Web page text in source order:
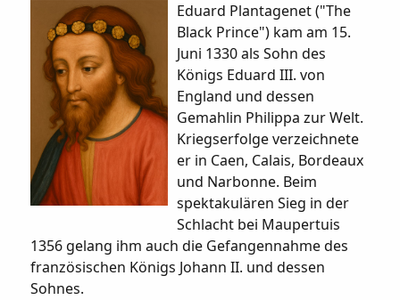
Eduard Plantagenet ("The
Black Prince") kam am 15.
Juni 1330 als Sohn des
Königs Eduard III. von
England und dessen
Gemahlin Philippa zur Welt.
Kriegserfolge verzeichnete
er in Caen, Calais, Bordeaux
und Narbonne. Beim
spektakulären Sieg in der
Schlacht bei Maupertuis
1356 gelang ihm auch die Gefangennahme des
französischen Königs Johann II. und dessen
Sohnes.